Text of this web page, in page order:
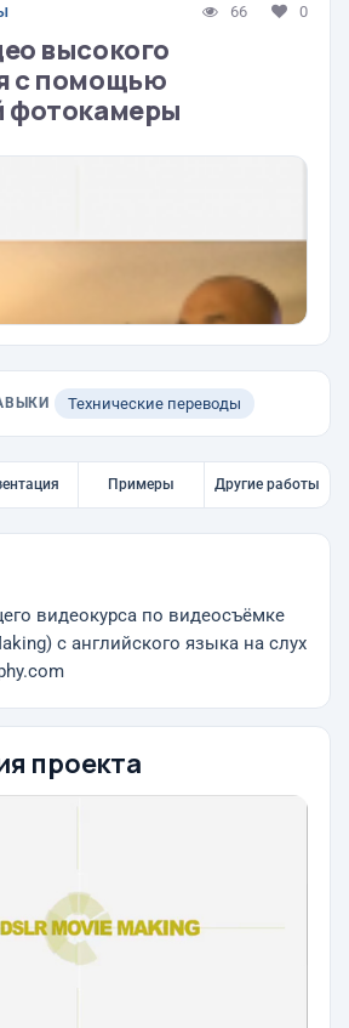
66 0
высокого
с помощью
фотокамеры
Технические переводы
Примеры Другие работы
видеокурса по видеосъёмке
с английского языка на слух
проекта